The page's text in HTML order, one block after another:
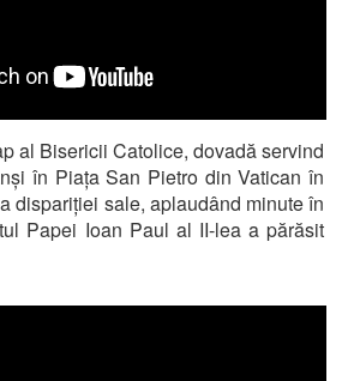
al Bisericii Catolice, dovadă servind
în Piața San Pietro din Vatican în
dispariției sale, aplaudând minute în
Papei Ioan Paul al II-lea a părăsit